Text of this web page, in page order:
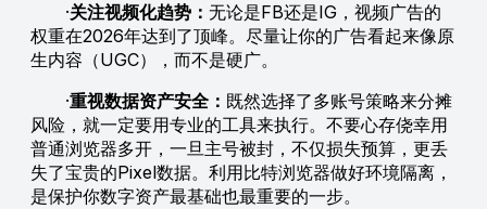
·关注视频化趋势： 无论是FB还是IG，视频广告的
权重在2026年达到了顶峰。尽量让你的广告看起来像原
生内容（UGC），而不是硬广。
·重视数据资产安全： 既然选择了多账号策略来分摊
风险，就一定要用专业的工具来执行。不要心存侥幸用
普通浏览器多开，一旦主号被封，不仅损失预算，更丢
失了宝贵的Pixel数据。利用比特浏览器做好环境隔离，
是保护你数字资产最基础也最重要的一步。